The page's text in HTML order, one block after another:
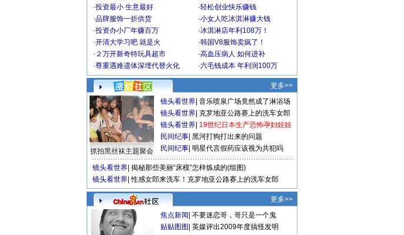
·投资最小 生意最好 ·轻松创业快乐赚钱
·品牌服饰一折供货 ·小女人吃冰淇淋赚大钱
·投资办小厂年赚百万 ·冰淇淋店年利108万！
·开清大学习吧 就是火 ·韩国V8服饰卖疯了！
· ２万开新奇特玩具超市 ·高血压病人 如何进补
·尊重遇难遗体深埋代替火化 ·六毛钱成本 年利润100万
更多>>
抓拍黑丝袜主题聚会
镜头看世界 音乐喷泉广场竟然成了淋浴场
镜头看世界 克罗地亚公路赛上的洗车女郎
镜头看世界 19世纪日本生产恐怖孕妇娃娃
民间纪事 黑河打狗打出来的问题
民间纪事 明星代言假药应该视为共犯吗
镜头看世界 揭秘那些美丽“床模”怎样炼成的(组图)
镜头看世界 性感女郎来洗车！克罗地亚公路赛上的洗车女郎
更多>>
焦点新闻 不要迷恋哥，哥只是一个鬼
贴贴图图 英媒评出2009年度搞怪发明